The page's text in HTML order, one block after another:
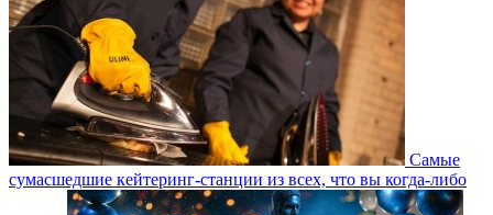
Самые
сумасшедшие кейтеринг-станции из всех, что вы когда-либо